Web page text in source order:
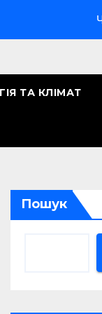
ТА КЛІМАТ
Пошук